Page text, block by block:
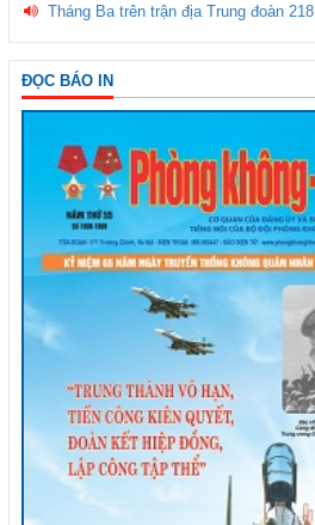
Tháng Ba trên trận địa Trung đoàn 218
ĐỌC BÁO IN